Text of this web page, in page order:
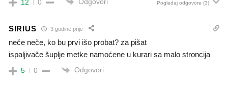
12 0 Pogledaj odgovore (3)
SIRIUS 3 godine prije
neče neče, ko bu prvi išo probat? za pišat
ispaljivače šuplje metke namoćene u kurari sa malo stroncija
5 0 Odgovori